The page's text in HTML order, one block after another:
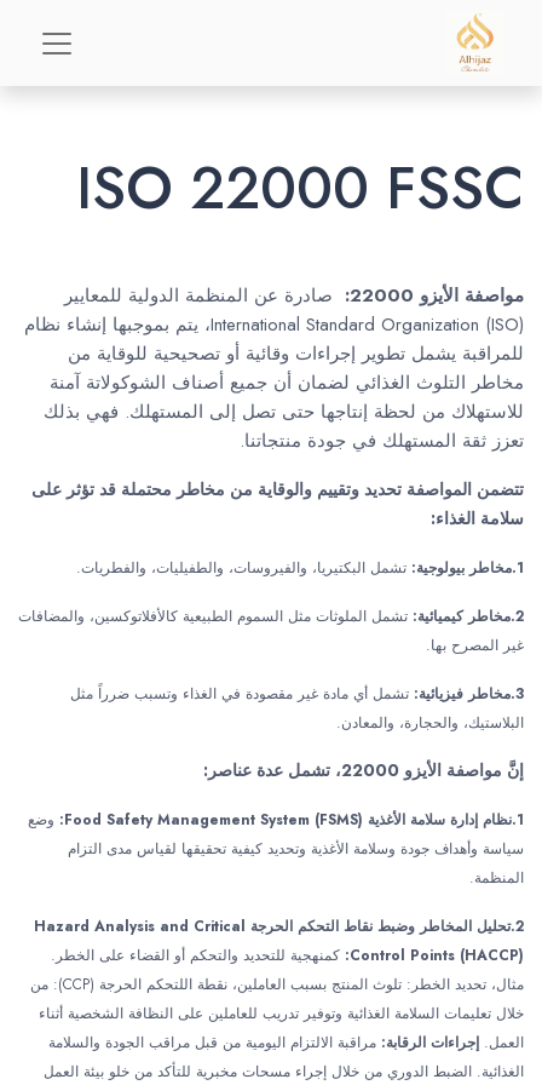
ISO 22000 FSSC
مواصفة الأيزو 22000:
صادرة عن المنظمة الدولية للمعايير
International Standard Organization (ISO)، يتم بموجبها إنشاء نظام
للمراقبة يشمل تطوير إجراءات وقائية أو تصحيحية للوقاية من
مخاطر التلوث الغذائي لضمان أن جميع أصناف الشوكولاتة آمنة
للاستهلاك من لحظة إنتاجها حتى تصل إلى المستهلك. فهي بذلك
تعزز ثقة المستهلك في جودة منتجاتنا.
تتضمن المواصفة تحديد وتقييم والوقاية من مخاطر محتملة قد تؤثر على
سلامة الغذاء:
1.مخاطر بيولوجية: تشمل البكتيريا، والفيروسات، والطفيليات، والفطريات.
2.مخاطر كيميائية:
تشمل الملوثات مثل السموم الطبيعية كالأفلاتوكسين، والمضافات
غير المصرح بها.
3.مخاطر فيزيائية:
تشمل أي مادة غير مقصودة في الغذاء وتسبب ضرراً مثل
البلاستيك، والحجارة، والمعادن.
إنَّ مواصفة الأيزو 22000، تشمل عدة عناصر:
1.نظام إدارة سلامة الأغذية Food Safety Management System (FSMS):
وضع
سياسة وأهداف جودة وسلامة الأغذية وتحديد كيفية تحقيقها لقياس مدى التزام
المنظمة.
2.تحليل المخاطر وضبط نقاط التحكم الحرجة Hazard Analysis and Critical
Control Points (HACCP): كمنهجية للتحديد والتحكم أو القضاء على الخطر.
مثال، تحديد الخطر: تلوث المنتج بسبب العاملين، نقطة اللتحكم الحرجة (CCP): من
خلال تعليمات السلامة الغذائية وتوفير تدريب للعاملين على النظافة الشخصية أثناء
العمل. إجراءات الرقابة: مراقبة الالتزام اليومية من قبل مراقب الجودة والسلامة
الغذائية. الضبط الدوري من خلال إجراء مسحات مخبرية للتأكد من خلو بيئة العمل